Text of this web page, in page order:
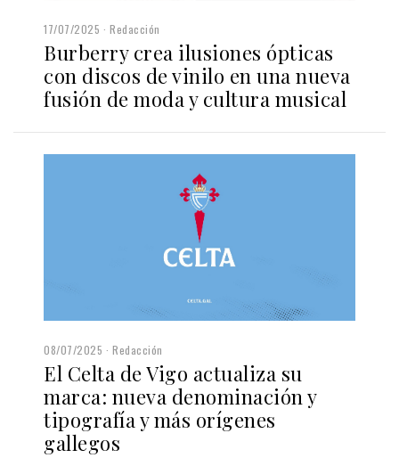
17/07/2025 Redacción
Burberry crea ilusiones ópticas
con discos de vinilo en una nueva
fusión de moda y cultura musical
08/07/2025 Redacción
El Celta de Vigo actualiza su
marca: nueva denominación y
tipografía y más orígenes
gallegos